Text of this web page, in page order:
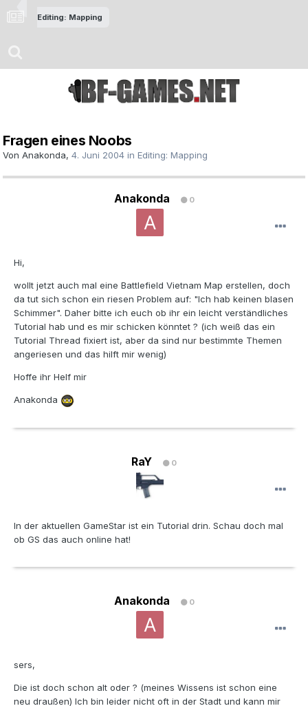
Editing: Mapping
Fragen eines Noobs
Von Anakonda, 4. Juni 2004 in Editing: Mapping
Anakonda 0
Hi,
wollt jetzt auch mal eine Battlefield Vietnam Map erstellen, doch
da tut sich schon ein riesen Problem auf: "Ich hab keinen blasen
Schimmer". Daher bitte ich euch ob ihr ein leicht verständliches
Tutorial hab und es mir schicken könntet ? (ich weiß das ein
Tutorial Thread fixiert ist, aber da sind nur bestimmte Themen
angeriesen und das hilft mir wenig)
Hoffe ihr Helf mir
Anakonda
RaY 0
In der aktuellen GameStar ist ein Tutorial drin. Schau doch mal
ob GS das auch online hat!
Anakonda 0
sers,
Die ist doch schon alt oder ? (meines Wissens ist schon eine
neu draußen) Ich bin leider nicht oft in der Stadt und kann mir